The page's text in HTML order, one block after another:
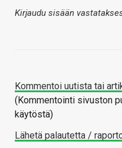
Kirjaudu sisään
Kommentoi uutista tai
(Kommentointi sivuston
käytöstä)
Lähetä palautetta /